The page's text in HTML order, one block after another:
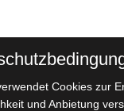
Cookies zur
und Anbietung